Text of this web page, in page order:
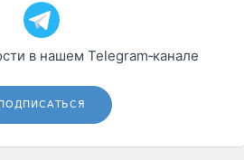
в нашем Telegram‑канале
ПОДПИСАТЬСЯ